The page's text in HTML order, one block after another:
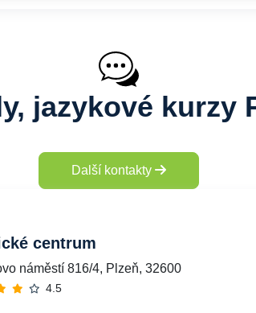
jazykové kurzy
Další kontakty
centrum
náměstí 816/4, Plzeň, 32600
4.5